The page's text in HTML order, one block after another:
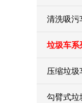
清洗吸污
垃圾车系
压缩垃圾
勾臂式垃